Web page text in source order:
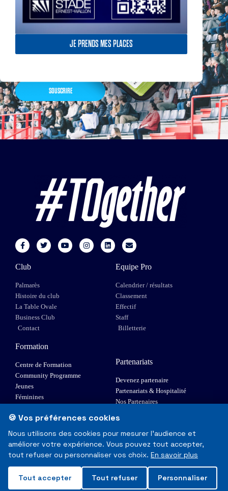
JE PRENDS MES PLACES
Actualités, nouveautés,
billetterie, remises
exceptionnelles dans la
nos partenaires… Inscrivez-
SOUSCRIRE
Club
Palmarès
Histoire du club
La Table Ovale
Business Club
Contact
Equipe Pro
Calendrier / résultats
Classement
Effectif
Staff
Billetterie
Formation
Centre de Formation
Community Programme
Jeunes
Féminines
Elite 1
Partenariats
Devenez partenaire
Partenariats & Hospitalité
Nos Partenaires
© Toulouse Olympique XIII - Tous droits réservés
Mentions Légales & RGPD
Made with❤in Toulouse
🍪 Vos préférences cookies
Nous utilisons des cookies pour mesurer l'audience et
améliorer votre expérience. Vous pouvez tout accepter,
tout refuser ou personnaliser vos choix. En savoir plus
Tout accepter Tout refuser Personnaliser